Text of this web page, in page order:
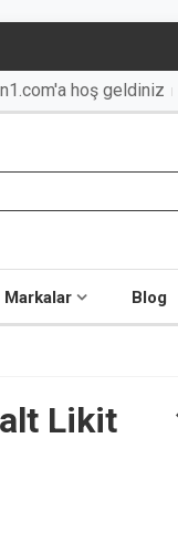
hoş geldiniz
Markalar Blog
Likit